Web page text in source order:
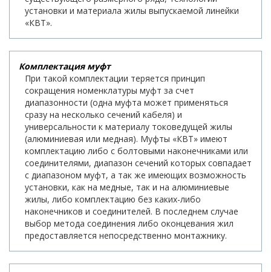
установки и материала жилы выпускаемой линейки
«КВТ».
Комплектация муфт
При такой комплектации теряется принцип
сокращения номенклатуры муфт за счет
диапазонности (одна муфта может применяться
сразу на несколько сечений кабеля) и
универсальности к материалу токоведущей жилы
(алюминиевая или медная). Муфты «КВТ» имеют
комплектацию либо с болтовыми наконечниками или
соединителями, диапазон сечений которых совпадает
с диапазоном муфт, а так же имеющих возможность
установки, как на медные, так и на алюминиевые
жилы, либо комплектацию без каких-либо
наконечников и соединителей. В последнем случае
выбор метода соединения либо оконцевания жил
предоставляется непосредственно монтажнику.